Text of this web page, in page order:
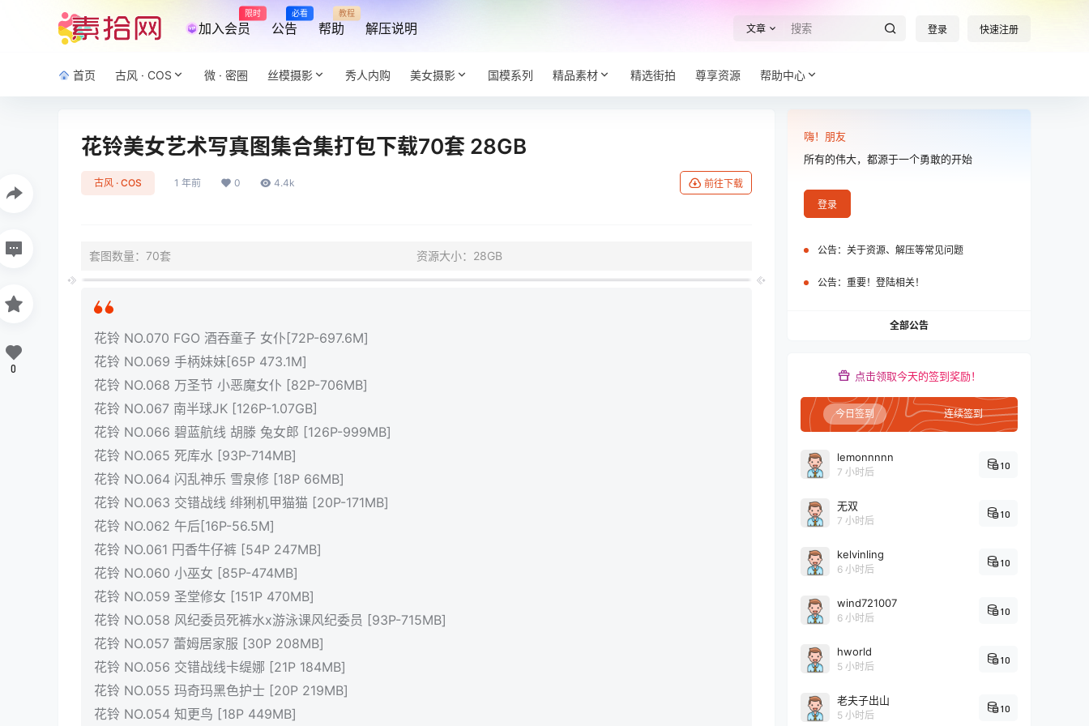
加入会员
限时
公告
必看
帮助
教程
解压说明 文章 登录 快速注册
首页 古风 · COS 微 · 密圈 丝模摄影 秀人内购 美女摄影 国模系列 精品素材 精选街拍 尊享资源 帮助中心
花铃美女艺术写真图集合集打包下载70套 28GB
古风 · COS 1 年前 0 4.4k 前往下载
套图数量：70套 资源大小：28GB
花铃 NO.070 FGO 酒吞童子 女仆[72P-697.6M]
花铃 NO.069 手柄妹妹[65P 473.1M]
花铃 NO.068 万圣节 小恶魔女仆 [82P-706MB]
花铃 NO.067 南半球JK [126P-1.07GB]
花铃 NO.066 碧蓝航线 胡滕 兔女郎 [126P-999MB]
花铃 NO.065 死库水 [93P-714MB]
花铃 NO.064 闪乱神乐 雪泉修 [18P 66MB]
花铃 NO.063 交错战线 绯猁机甲猫猫 [20P-171MB]
花铃 NO.062 午后[16P-56.5M]
花铃 NO.061 円香牛仔裤 [54P 247MB]
花铃 NO.060 小巫女 [85P-474MB]
花铃 NO.059 圣堂修女 [151P 470MB]
花铃 NO.058 风纪委员死裤水x游泳课风纪委员 [93P-715MB]
花铃 NO.057 蕾姆居家服 [30P 208MB]
花铃 NO.056 交错战线卡缇娜 [21P 184MB]
花铃 NO.055 玛奇玛黑色护士 [20P 219MB]
花铃 NO.054 知更鸟 [18P 449MB]
0
嗨！朋友
所有的伟大，都源于一个勇敢的开始
登录
公告： 关于资源、解压等常见问题
公告： 重要！登陆相关！
全部公告
点击领取今天的签到奖励！
今日签到 连续签到
lemonnnnn
7 小时后
10
无双
7 小时后
10
kelvinling
6 小时后
10
wind721007
6 小时后
10
hworld
5 小时后
10
老夫子出山
5 小时后
10